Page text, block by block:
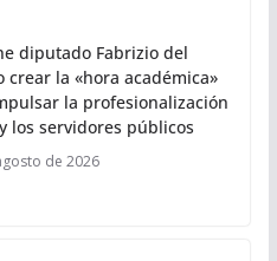
diputado Fabrizio del
crear la «hora académica»
la profesionalización
los servidores públicos
de 2026